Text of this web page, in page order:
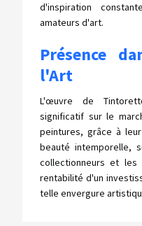
d'inspiration
amateurs d'art.
Présence
l'Art
L'œuvre de
significatif sur le
peintures, grâce à
beauté intemporelle,
collectionneurs et les
rentabilité d'un
telle envergure